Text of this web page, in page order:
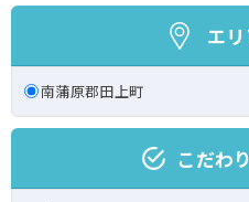
エ
南蒲原郡田上町
こだわ